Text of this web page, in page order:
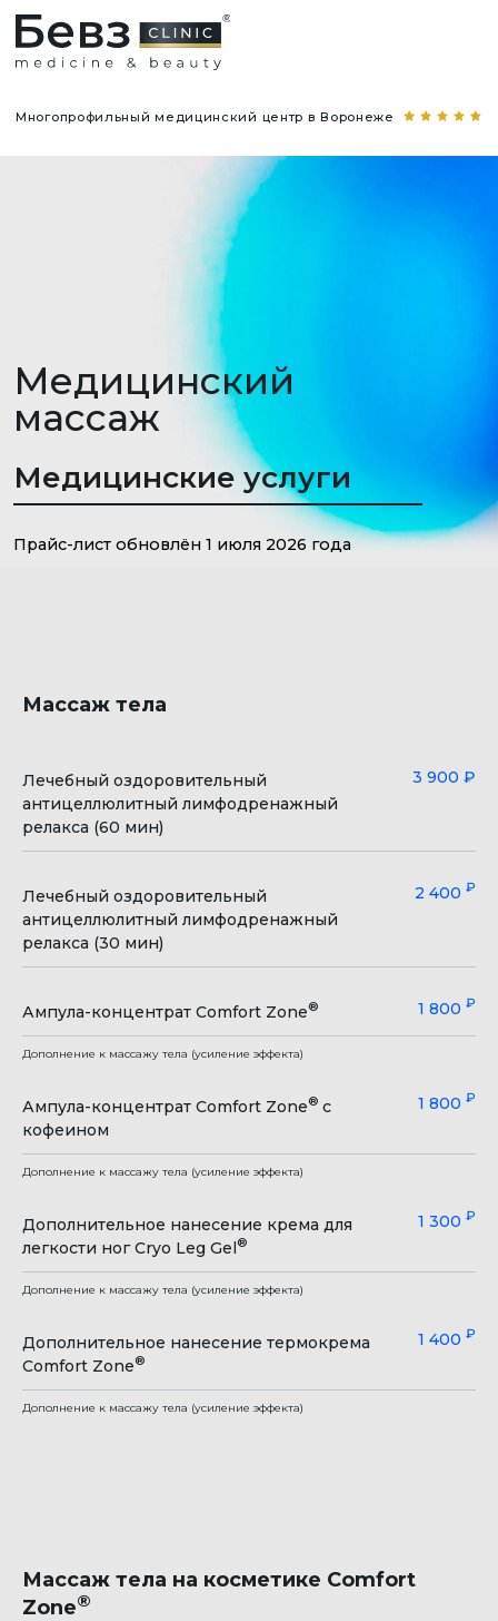
Прайс-лист обновлён 1 июля 2026 года
Медицинские услуги
Медицинский
Массаж тела
Лечебный оздоровительный
антицеллюлитный лимфодренажный
релакса (60 мин)
3 900 ₽
Лечебный оздоровительный
антицеллюлитный лимфодренажный
релакса (30 мин)
2 400 ₽
Ампула-концентрат Comfort Zone® 1 800 ₽
Дополнение к массажу тела (усиление эффекта)
Ампула-концентрат Comfort Zone® с
кофеином
1 800 ₽
Дополнение к массажу тела (усиление эффекта)
Дополнительное нанесение крема для
легкости ног Cryo Leg Gel®
1 300 ₽
Дополнение к массажу тела (усиление эффекта)
Дополнительное нанесение термокрема
Comfort Zone®
1 400 ₽
Дополнение к массажу тела (усиление эффекта)
Массаж тела на косметике Comfort
Zone®